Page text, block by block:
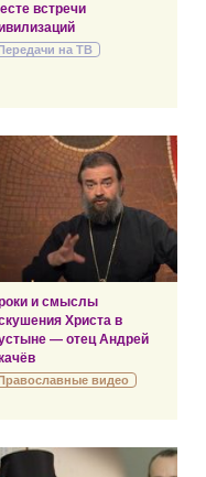
встречи
Передачи на ТВ
и смыслы
Христа в
— отец Андрей
Православные видео